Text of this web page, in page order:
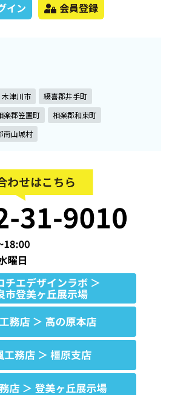
イン 会員登録
木津川市
綴喜郡井手町
楽郡笠置町
相楽郡和束町
南山城村